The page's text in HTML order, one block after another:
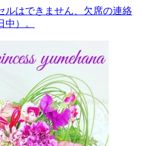
はできません、欠席の連絡
）。